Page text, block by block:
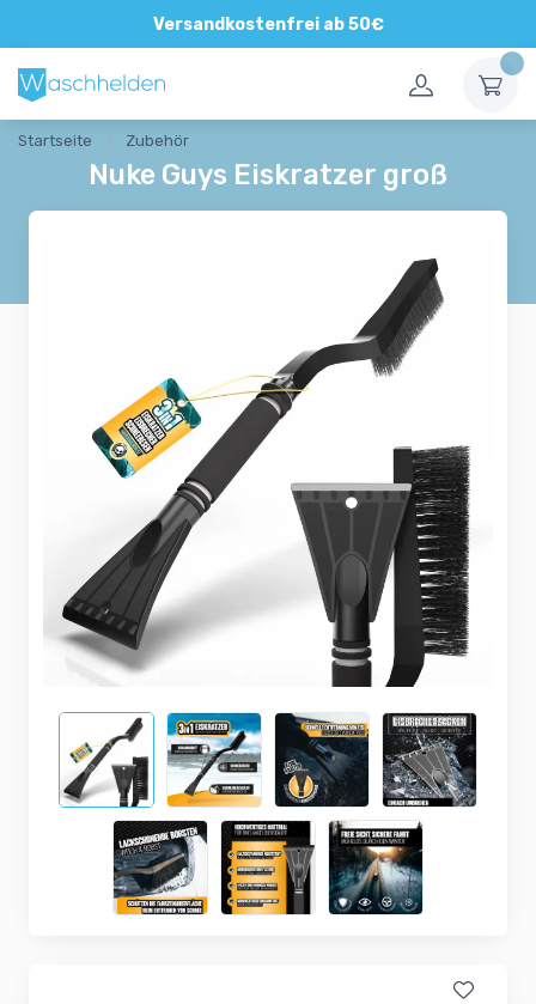
Versandkostenfrei ab 50€
Direkte und persönliche Beratung
Startseite Zubehör
Nuke Guys Eiskratzer groß